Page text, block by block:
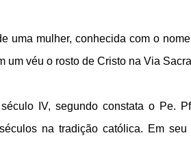
uma mulher, conhecida com o
um véu o rosto de Cristo na Via
IV, segundo constata o Pe.
na tradição católica. Em